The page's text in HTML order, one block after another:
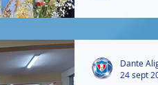
Dante
24 sept